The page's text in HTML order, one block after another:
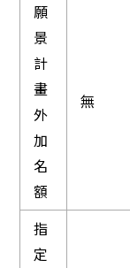
願
景
計
畫
外
加
名
額
無
指
定